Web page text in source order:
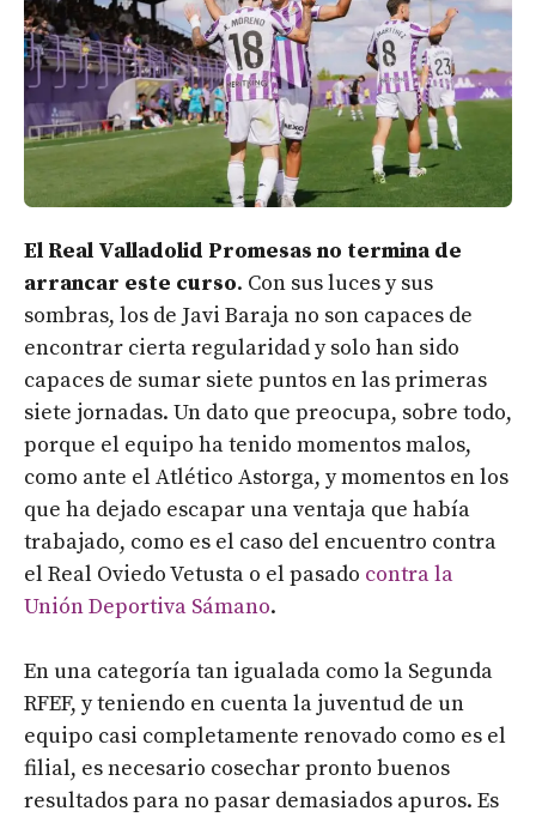
El Real Valladolid Promesas no termina de
arrancar este curso. Con sus luces y sus
sombras, los de Javi Baraja no son capaces de
encontrar cierta regularidad y solo han sido
capaces de sumar siete puntos en las primeras
siete jornadas. Un dato que preocupa, sobre todo,
porque el equipo ha tenido momentos malos,
como ante el Atlético Astorga, y momentos en los
que ha dejado escapar una ventaja que había
trabajado, como es el caso del encuentro contra
el Real Oviedo Vetusta o el pasado contra la
Unión Deportiva Sámano.
En una categoría tan igualada como la Segunda
RFEF, y teniendo en cuenta la juventud de un
equipo casi completamente renovado como es el
filial, es necesario cosechar pronto buenos
resultados para no pasar demasiados apuros. Es